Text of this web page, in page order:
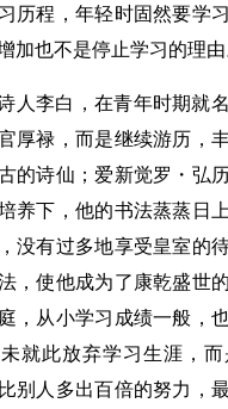
历程，年轻时固然要学
加也不是停止学习的理由
人李白，在青年时期就
厚禄，而是继续游历，
的诗仙；爱新觉罗・弘
养下，他的书法蒸蒸日
没有过多地享受皇室的
，使他成为了康乾盛世
，从小学习成绩一般，
就此放弃学习生涯，
别人多出百倍的努力，